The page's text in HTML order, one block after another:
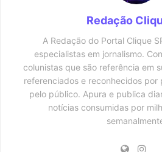
Redação
A Redação do Portal Clique
especialistas em jornalismo.
colunistas que são referência em
referenciados e reconhecidos por
pelo público. Apura e publica
notícias consumidas por